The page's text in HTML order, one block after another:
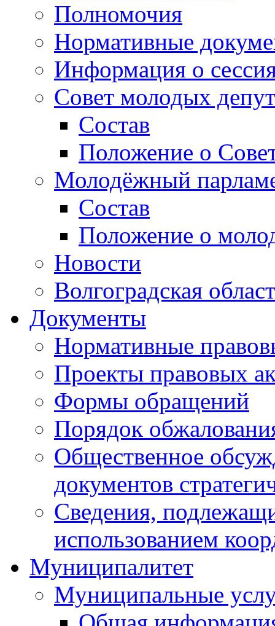
Полномочия
Нормативные
Информация о
Совет молодых
Состав
Положение о
Молодёжный
Состав
Положение о
Новости
Волгоградская
Документы
Нормативные
Проекты правовых
Формы обращений
Порядок
Общественное
документов
Сведения,
использованием
Муниципалитет
Муниципальные